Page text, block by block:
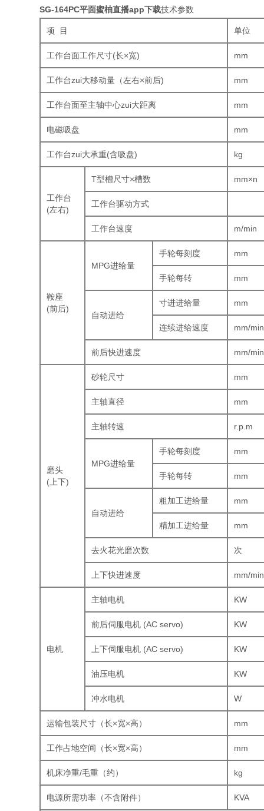
SG-164PC平面蜜柚直播app下载技术参数
项 目 单位
工作台面工作尺寸(长×宽) mm
工作台zui大移动量（左右×前后) mm
工作台面至主轴中心zui大距离 mm
电磁吸盘 mm
工作台zui大承重(含吸盘) kg
工作台
(左右)
T型槽尺寸×槽数 mm×n
工作台驱动方式
工作台速度 m/min
鞍座
(前后)
MPG进给量
手轮每刻度 mm
手轮每转 mm
自动进给
寸进进给量 mm
连续进给速度 mm/min
前后快进速度 mm/min
磨头
(上下)
砂轮尺寸 mm
主轴直径 mm
主轴转速 r.p.m
MPG进给量
手轮每刻度 mm
手轮每转 mm
自动进给
粗加工进给量 mm
精加工进给量 mm
去火花光磨次数 次
上下快进速度 mm/min
电机
主轴电机 KW
前后伺服电机 (AC servo) KW
上下伺服电机 (AC servo) KW
油压电机 KW
冲水电机 W
运输包装尺寸（长×宽×高） mm
工作占地空间（长×宽×高） mm
机床净重/毛重（约） kg
电源所需功率（不含附件） KVA